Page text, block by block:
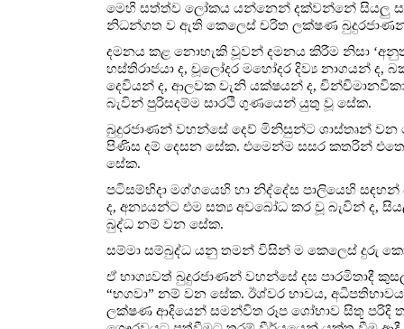
මෙහි සත්ත්ව ලෝකය යන්නෙන් දක්වන්නේ සියලු
නිධන්ගත ව ඇති කෙලෙස් චරිත ලක්ෂණ
දමනය කළ නොහැකි වූවන් දමනය කිරීම නිසා
හස්තිරාජයා ද, චූලෝදර මහෝදර දිව්‍ය නාගයන් ද,
දෙවියන් ද, ආලවක වැනි යක්ෂයන් ද,
බැවින් පුරිසදම්ම සාරථි ගුණයෙන් යුතු වූ සේක.
බුදුරජාණන් වහන්සේ දෙව් මිනිසුන්ට ශාස්තෘන්
පිණිස දම් දෙසන සේක. එමෙන්ම සසර කතරින්
සේක.
පටිසම්භිදා මග්ගයෙහි හා නිද්දේස පාලියෙහි
ද, අන්‍යයන්ට එම සත්‍ය අවබෝධ කර වූ බැවින් ද,
බුද්ධ නම් වන සේක.
සම්මා සම්බුද්ධ යනු තමන් විසින් ම කෙලෙස් දුරු
ඒ භාග්‍යවත් බුදුරජාණන් වහන්සේ දස පාරමිතාදී
“භගවා” නම් වන සේක. ඊශ්වර භාවය,
ලක්ෂණ ආදියෙන් සමන්විත රූප ශෝභාව සිතූ